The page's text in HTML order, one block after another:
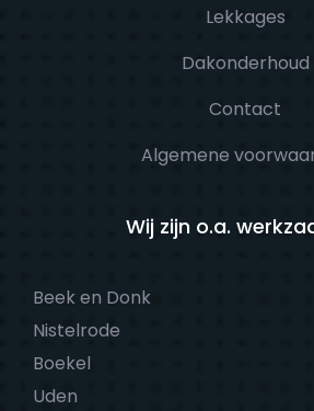
Lekkages
Dakonderhoud
Contact
Algemene
Wij zijn o.a.
Beek en Donk
Nistelrode
Boekel
Uden